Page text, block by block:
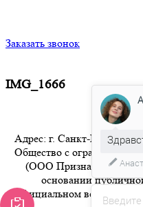
Заказать звонок
IMG_1666
Адрес: г. Санкт-
Общество с ограниченной
(ООО Признание)
основании
официальном веб-сайте